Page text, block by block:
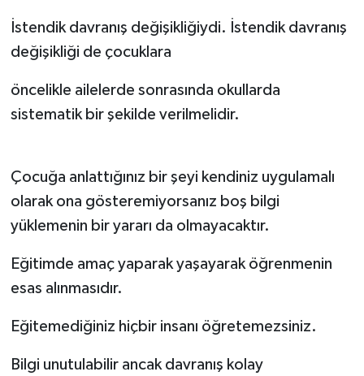
İstendik davranış değişikliğiydi. İstendik davranış
değişikliği de çocuklara
öncelikle ailelerde sonrasında okullarda
sistematik bir şekilde verilmelidir.
Çocuğa anlattığınız bir şeyi kendiniz uygulamalı
olarak ona gösteremiyorsanız boş bilgi
yüklemenin bir yararı da olmayacaktır.
Eğitimde amaç yaparak yaşayarak öğrenmenin
esas alınmasıdır.
Eğitemediğiniz hiçbir insanı öğretemezsiniz.
Bilgi unutulabilir ancak davranış kolay